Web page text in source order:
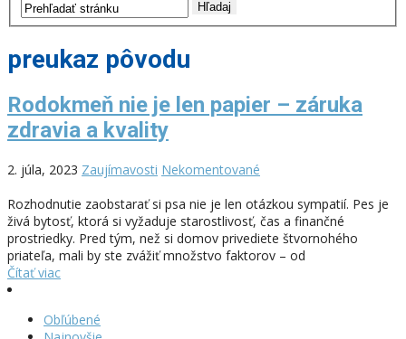
preukaz pôvodu
Rodokmeň nie je len papier – záruka
zdravia a kvality
2. júla, 2023 Zaujímavosti Nekomentované
Rozhodnutie zaobstarať si psa nie je len otázkou sympatií. Pes je
živá bytosť, ktorá si vyžaduje starostlivosť, čas a finančné
prostriedky. Pred tým, než si domov privediete štvornohého
priateľa, mali by ste zvážiť množstvo faktorov – od
Čítať viac
Obľúbené